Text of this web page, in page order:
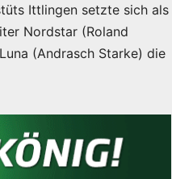
Ittlingen setzte sich als
Nordstar (Roland
(Andrasch Starke) die